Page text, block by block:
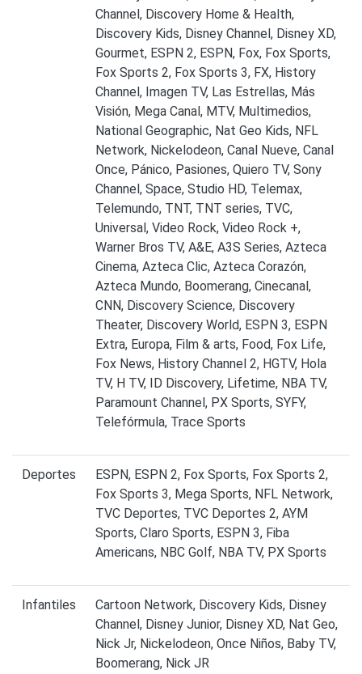
Channel, Discovery Home & Health,
Discovery Kids, Disney Channel, Disney XD,
Gourmet, ESPN 2, ESPN, Fox, Fox Sports,
Fox Sports 2, Fox Sports 3, FX, History
Channel, Imagen TV, Las Estrellas, Más
Visión, Mega Canal, MTV, Multimedios,
National Geographic, Nat Geo Kids, NFL
Network, Nickelodeon, Canal Nueve, Canal
Once, Pánico, Pasiones, Quiero TV, Sony
Channel, Space, Studio HD, Telemax,
Telemundo, TNT, TNT series, TVC,
Universal, Video Rock, Video Rock +,
Warner Bros TV, A&E, A3S Series, Azteca
Cinema, Azteca Clic, Azteca Corazón,
Azteca Mundo, Boomerang, Cinecanal,
CNN, Discovery Science, Discovery
Theater, Discovery World, ESPN 3, ESPN
Extra, Europa, Film & arts, Food, Fox Life,
Fox News, History Channel 2, HGTV, Hola
TV, H TV, ID Discovery, Lifetime, NBA TV,
Paramount Channel, PX Sports, SYFY,
Telefórmula, Trace Sports
Deportes
ESPN, ESPN 2, Fox Sports, Fox Sports 2,
Fox Sports 3, Mega Sports, NFL Network,
TVC Deportes, TVC Deportes 2, AYM
Sports, Claro Sports, ESPN 3, Fiba
Americans, NBC Golf, NBA TV, PX Sports
Infantiles
Cartoon Network, Discovery Kids, Disney
Channel, Disney Junior, Disney XD, Nat Geo,
Nick Jr, Nickelodeon, Once Niños, Baby TV,
Boomerang, Nick JR